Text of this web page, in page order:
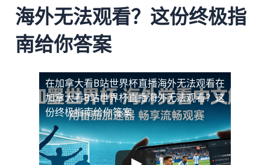
海外无法观看？这份终极指
南给你答案
在加拿大看B站世界杯直播海外无法观看在
加拿大看B站世界杯直播海外无法观看？这
份终极指南给你答案